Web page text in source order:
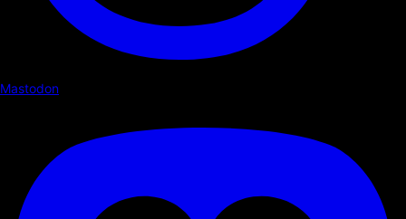
Mastodon